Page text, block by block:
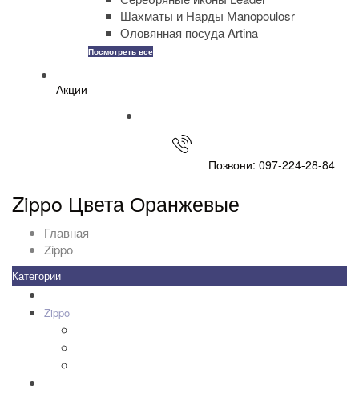
Шахматы и Нарды Manopoulosr
Оловянная посуда Artina
Посмотреть все
Акции
Позвони: 097-224-28-84
Zippo Цвета Оранжевые
Главная
Zippo
Категории
Zippo